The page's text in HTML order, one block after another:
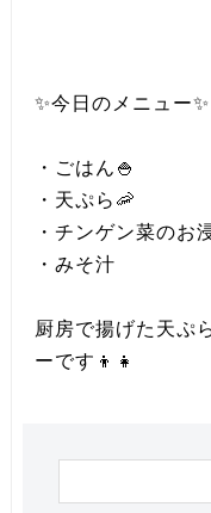
✨今日のメニュー✨
・ごはん🍚
・天ぷら🦐
・チンゲン菜のお
・みそ汁
厨房で揚げた天ぷ
ーです👦👧